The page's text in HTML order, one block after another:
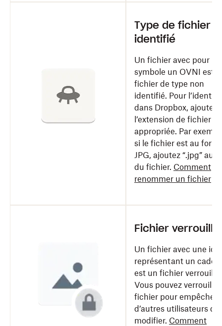
Type de fichier
identifié
Un fichier avec pour
symbole un OVNI est
fichier de type non
identifié. Pour
dans Dropbox, ajoutez
l’extension de fichier
appropriée. Par
si le fichier est au
JPG, ajoutez “.jpg” au
du fichier. Comment
renommer un fichier
Fichier verrouillé
Un fichier avec une
représentant un
est un fichier verrouillé.
Vous pouvez
fichier pour empêcher
d’autres utilisateurs de
modifier. Comment